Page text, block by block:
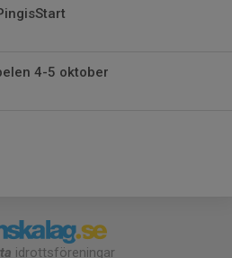
4-5 oktober
idrottsföreningar